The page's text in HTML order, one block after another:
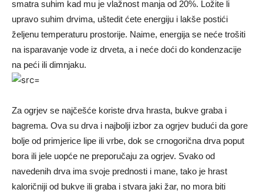
smatra suhim kad mu je vlažnost manja od 20%. Ložite li
upravo suhim drvima, uštedit ćete energiju i lakše postići
željenu temperaturu prostorije. Naime, energija se neće trošiti
na isparavanje vode iz drveta, a i neće doći do kondenzacije
na peći ili dimnjaku.
Za ogrjev se najčešće koriste drva hrasta, bukve graba i
bagrema. Ova su drva i najbolji izbor za ogrjev budući da gore
bolje od primjerice lipe ili vrbe, dok se crnogorična drva poput
bora ili jele uopće ne preporučaju za ogrjev. Svako od
navedenih drva ima svoje prednosti i mane, tako je hrast
kaloričniji od bukve ili graba i stvara jaki žar, no mora biti